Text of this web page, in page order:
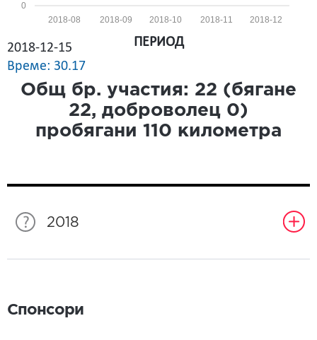
0
2018-12
2018-11
2018-10
2018-09
2018-08
2018-12-15
Време: 30.17
ПЕРИОД
Общ бр. участия: 22 (бягане
22, доброволец 0)
пробягани 110 километра
2018
Спонсори